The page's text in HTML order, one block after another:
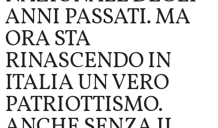
ANNI PASSATI. MA
ORA STA
RINASCENDO IN
ITALIA UN VERO
PATRIOTTISMO.